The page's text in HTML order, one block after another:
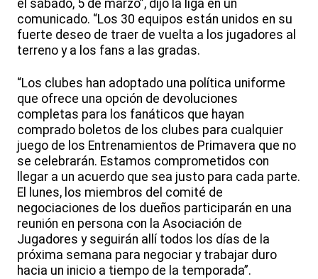
el sábado, 5 de marzo”, dijo la liga en un
comunicado. “Los 30 equipos están unidos en su
fuerte deseo de traer de vuelta a los jugadores al
terreno y a los fans a las gradas.
“Los clubes han adoptado una política uniforme
que ofrece una opción de devoluciones
completas para los fanáticos que hayan
comprado boletos de los clubes para cualquier
juego de los Entrenamientos de Primavera que no
se celebrarán. Estamos comprometidos con
llegar a un acuerdo que sea justo para cada parte.
El lunes, los miembros del comité de
negociaciones de los dueños participarán en una
reunión en persona con la Asociación de
Jugadores y seguirán allí todos los días de la
próxima semana para negociar y trabajar duro
hacia un inicio a tiempo de la temporada”.